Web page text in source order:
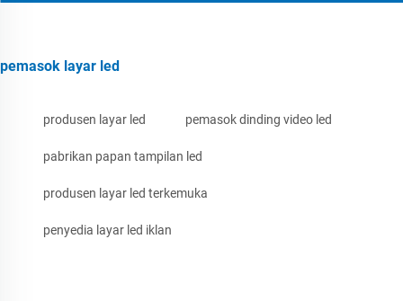
pemasok layar led
produsen layar led pemasok dinding video led
pabrikan papan tampilan led
produsen layar led terkemuka
penyedia layar led iklan